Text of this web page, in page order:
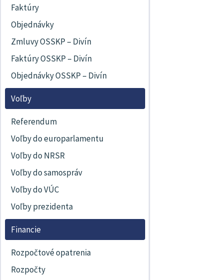
Faktúry
Objednávky
Zmluvy OSSKP – Divín
Faktúry OSSKP – Divín
Objednávky OSSKP – Divín
Voľby
Referendum
Voľby do europarlamentu
Voľby do NRSR
Voľby do samospráv
Voľby do VÚC
Voľby prezidenta
Financie
Rozpočtové opatrenia
Rozpočty